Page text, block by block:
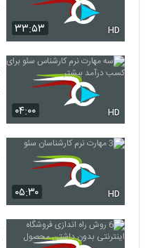
۳۳:۵۳ HD
۰۴:۰۰ HD
۰۵:۳۰ HD